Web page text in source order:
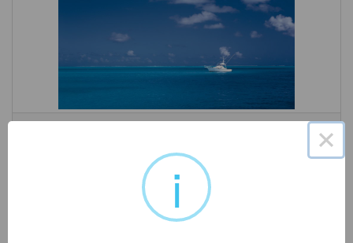
« 1/ 3 »×
i